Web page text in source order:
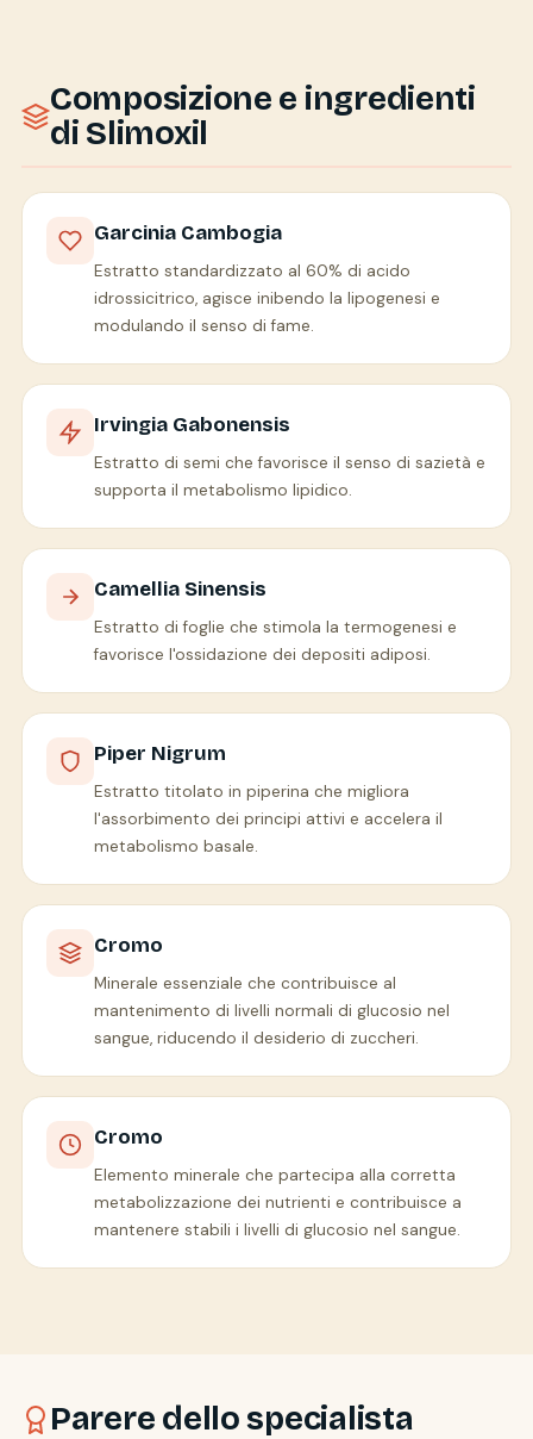
Composizione e ingredienti
di Slimoxil
Garcinia Cambogia
Estratto standardizzato al 60% di acido
idrossicitrico, agisce inibendo la lipogenesi e
modulando il senso di fame.
Irvingia Gabonensis
Estratto di semi che favorisce il senso di sazietà e
supporta il metabolismo lipidico.
Camellia Sinensis
Estratto di foglie che stimola la termogenesi e
favorisce l'ossidazione dei depositi adiposi.
Piper Nigrum
Estratto titolato in piperina che migliora
l'assorbimento dei principi attivi e accelera il
metabolismo basale.
Cromo
Minerale essenziale che contribuisce al
mantenimento di livelli normali di glucosio nel
sangue, riducendo il desiderio di zuccheri.
Cromo
Elemento minerale che partecipa alla corretta
metabolizzazione dei nutrienti e contribuisce a
mantenere stabili i livelli di glucosio nel sangue.
Parere dello specialista